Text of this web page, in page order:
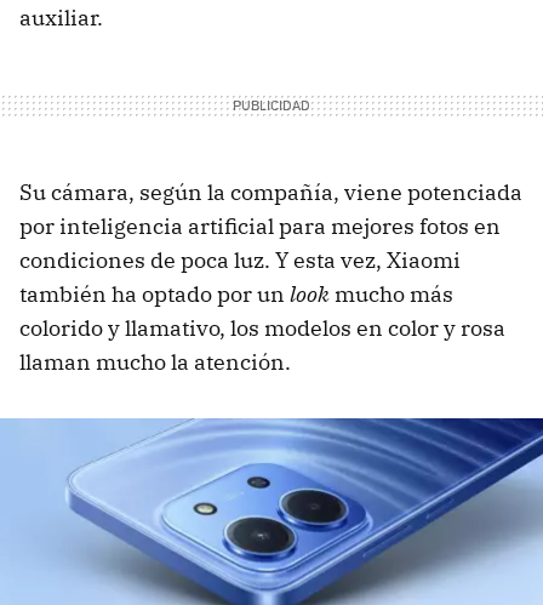
auxiliar.
Su cámara, según la compañía, viene potenciada
por inteligencia artificial para mejores fotos en
condiciones de poca luz. Y esta vez, Xiaomi
también ha optado por un look mucho más
colorido y llamativo, los modelos en color y rosa
llaman mucho la atención.